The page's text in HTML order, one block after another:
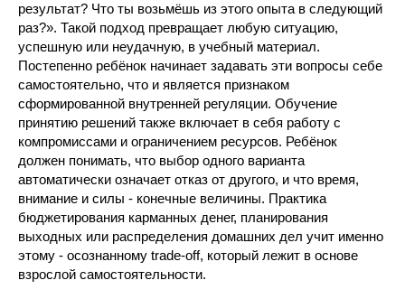
результат? Что ты возьмёшь из этого опыта в следующий
раз?». Такой подход превращает любую ситуацию,
успешную или неудачную, в учебный материал.
Постепенно ребёнок начинает задавать эти вопросы себе
самостоятельно, что и является признаком
сформированной внутренней регуляции. Обучение
принятию решений также включает в себя работу с
компромиссами и ограничением ресурсов. Ребёнок
должен понимать, что выбор одного варианта
автоматически означает отказ от другого, и что время,
внимание и силы - конечные величины. Практика
бюджетирования карманных денег, планирования
выходных или распределения домашних дел учит именно
этому - осознанному trade-off, который лежит в основе
взрослой самостоятельности.